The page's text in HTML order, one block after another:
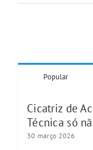
Popular
Cicatriz de
Técnica só
30 março 2026